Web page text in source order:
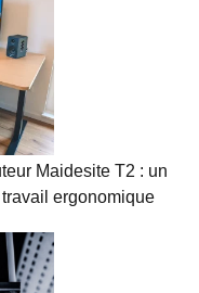
Maidesite T2 : un
ergonomique